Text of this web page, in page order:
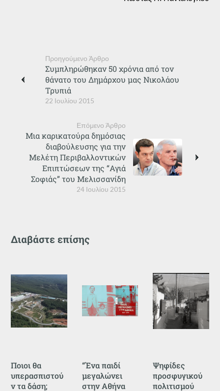
Προηγούμενο Άρθρο
22 Ιουλίου 2015
Συμπληρώθηκαν 50 χρόνια από τον
θάνατο του Δημάρχου μας Νικολάου
Τρυπιά
Επόμενο Άρθρο
24 Ιουλίου 2015
Μια καρικατούρα δημόσιας
διαβούλευσης για την
Μελέτη Περιβαλλοντικών
Επιπτώσεων της “Αγιά
Σοφιάς” του Μελισσανίδη
Διαβάστε επίσης
Ποιοι θα
υπερασπιστού
ν τα δάση;
“Ένα παιδί
μεγαλώνει
στην Αθήνα
Ψηφίδες
προσφυγικού
πολιτισμού